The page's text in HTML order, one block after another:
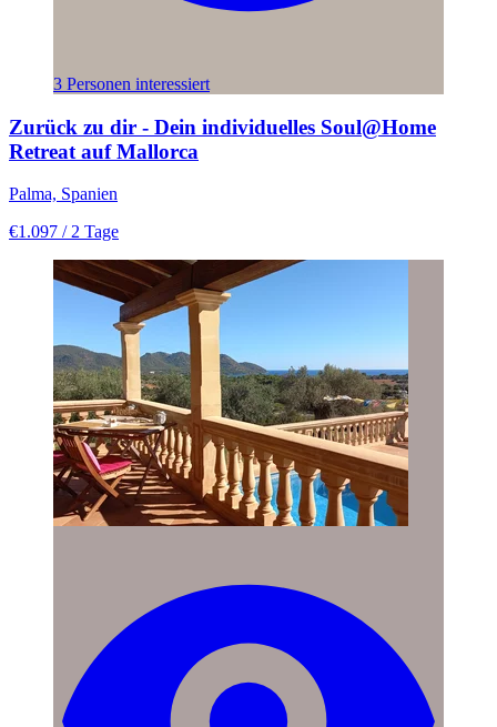
3 Personen interessiert
Zurück zu dir - Dein individuelles Soul@Home
Retreat auf Mallorca
Palma, Spanien
€1.097 / 2 Tage